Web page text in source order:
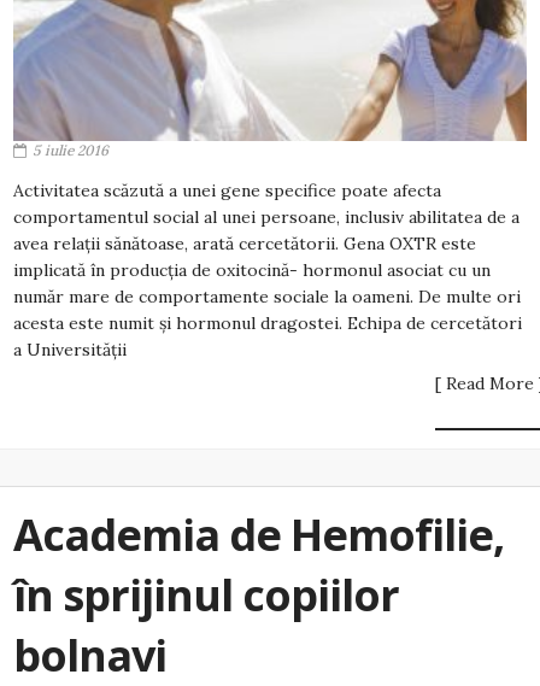
5 iulie 2016
Activitatea scăzută a unei gene specifice poate afecta
comportamentul social al unei persoane, inclusiv abilitatea de a
avea relații sănătoase, arată cercetătorii. Gena OXTR este
implicată în producția de oxitocină- hormonul asociat cu un
număr mare de comportamente sociale la oameni. De multe ori
acesta este numit și hormonul dragostei. Echipa de cercetători
a Universității
[ Read More
Academia de Hemofilie,
în sprijinul copiilor
bolnavi